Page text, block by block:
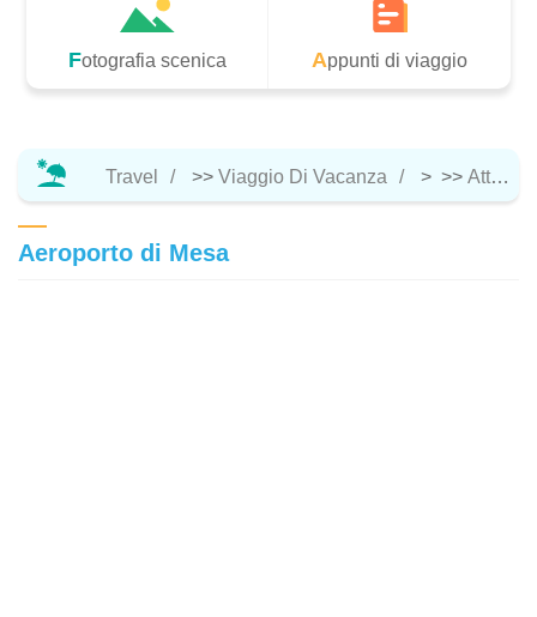
Fotografia scenica Appunti di viaggio
Travel >> Viaggio Di Vacanza > >> Attrazione Turistica
Aeroporto di Mesa